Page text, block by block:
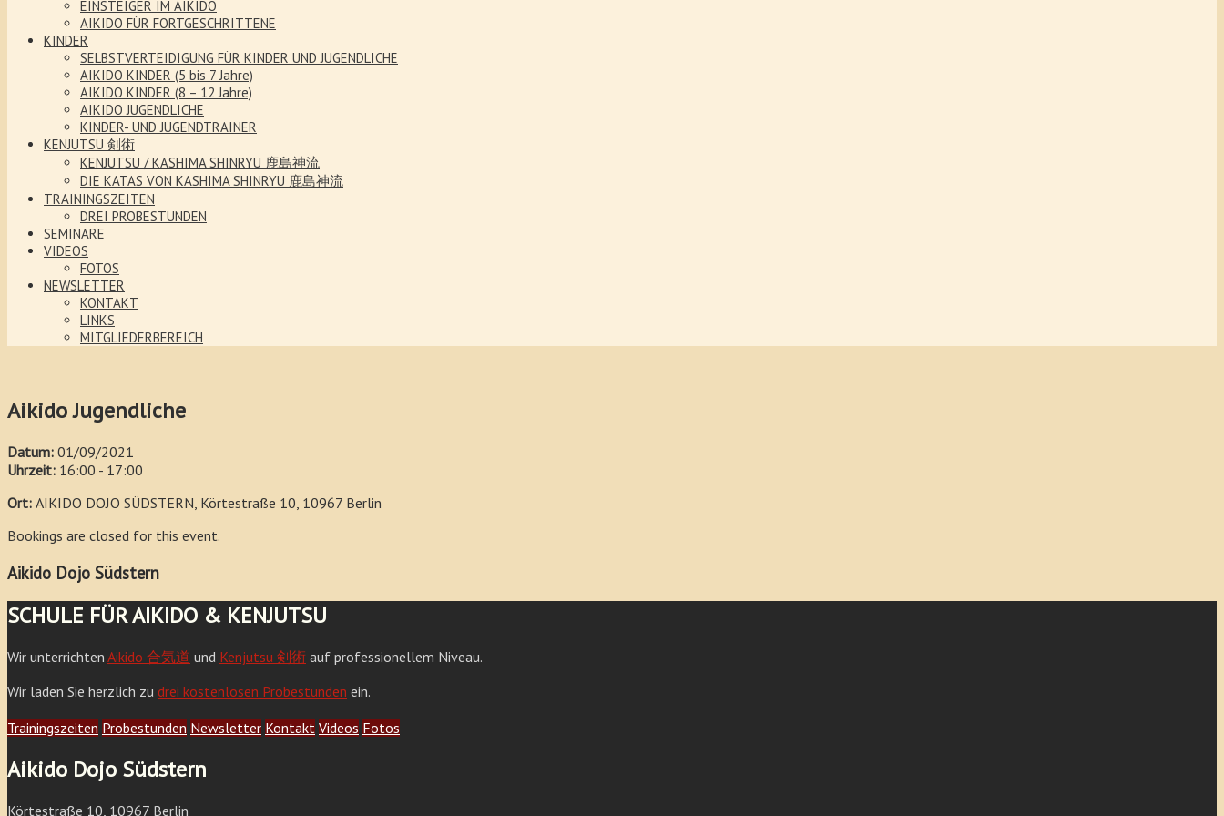
EINSTEIGER IM AIKIDO
AIKIDO FÜR FORTGESCHRITTENE
KINDER
SELBSTVERTEIDIGUNG FÜR KINDER UND JUGENDLICHE
AIKIDO KINDER (5 bis 7 Jahre)
AIKIDO KINDER (8 – 12 Jahre)
AIKIDO JUGENDLICHE
KINDER- UND JUGENDTRAINER
KENJUTSU 剣術
KENJUTSU / KASHIMA SHINRYU 鹿島神流
DIE KATAS VON KASHIMA SHINRYU 鹿島神流
TRAININGSZEITEN
DREI PROBESTUNDEN
SEMINARE
VIDEOS
FOTOS
NEWSLETTER
KONTAKT
LINKS
MITGLIEDERBEREICH
Aikido Jugendliche
Datum: 01/09/2021
Uhrzeit: 16:00 - 17:00
Ort: AIKIDO DOJO SÜDSTERN, Körtestraße 10, 10967 Berlin
Bookings are closed for this event.
Aikido Dojo Südstern
SCHULE FÜR AIKIDO & KENJUTSU
Wir unterrichten Aikido 合気道 und Kenjutsu 剣術 auf professionellem Niveau.
Wir laden Sie herzlich zu drei kostenlosen Probestunden ein.
Trainingszeiten Probestunden Newsletter Kontakt Videos Fotos
Aikido Dojo Südstern
Körtestraße 10, 10967 Berlin